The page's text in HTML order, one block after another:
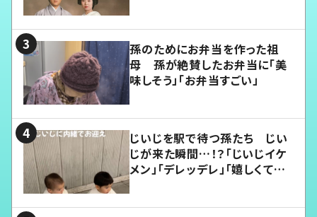
孫のためにお弁当を作った祖
母 孫が絶賛したお弁当に「美
味しそう」「お弁当すごい」
じいじを駅で待つ孫たち じい
じが来た瞬間…！？「じいじイケ
メン」「デレッデレ」「嬉しくて可